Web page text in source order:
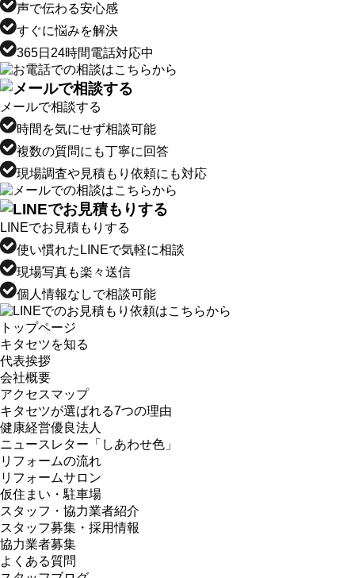
声で伝わる安心感
すぐに悩みを解決
365日24時間電話対応中
メールで相談する
時間を気にせず相談可能
複数の質問にも丁寧に回答
現場調査や見積もり依頼にも対応
LINEでお見積もりする
使い慣れたLINEで気軽に相談
現場写真も楽々送信
個人情報なしで相談可能
トップページ
キタセツを知る
代表挨拶
会社概要
アクセスマップ
キタセツが選ばれる7つの理由
健康経営優良法人
ニュースレター「しあわせ色」
リフォームの流れ
リフォームサロン
仮住まい・駐車場
スタッフ・協力業者紹介
スタッフ募集・採用情報
協力業者募集
よくある質問